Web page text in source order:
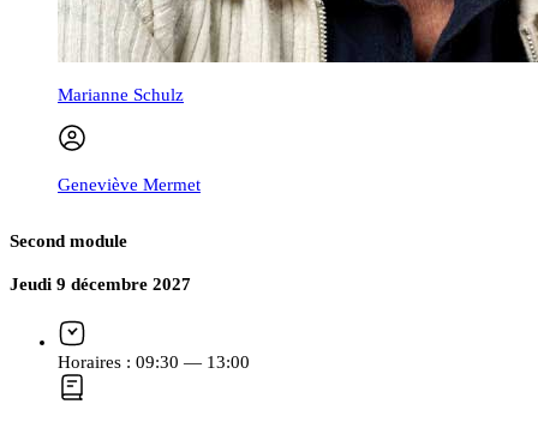
Marianne Schulz
Geneviève Mermet
Second module
Jeudi 9 décembre 2027
Horaires : 09:30 — 13:00